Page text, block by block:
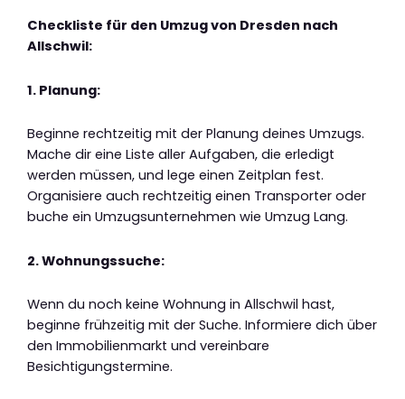
Checkliste für den Umzug von Dresden nach
Allschwil:
1. Planung:
Beginne rechtzeitig mit der Planung deines Umzugs.
Mache dir eine Liste aller Aufgaben, die erledigt
werden müssen, und lege einen Zeitplan fest.
Organisiere auch rechtzeitig einen Transporter oder
buche ein Umzugsunternehmen wie Umzug Lang.
2. Wohnungssuche:
Wenn du noch keine Wohnung in Allschwil hast,
beginne frühzeitig mit der Suche. Informiere dich über
den Immobilienmarkt und vereinbare
Besichtigungstermine.